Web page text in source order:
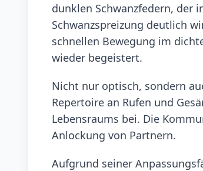
dunklen Schwanzfedern, der
Schwanzspreizung deutlich
schnellen Bewegung im
wieder begeistert.
Nicht nur optisch, sondern
Repertoire an Rufen und
Lebensraums bei. Die
Anlockung von Partnern.
Aufgrund seiner